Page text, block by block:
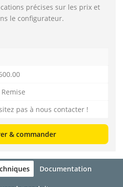
précises sur les prix et
le configurateur.
Remise
pas à nous contacter !
& commander
Documentation